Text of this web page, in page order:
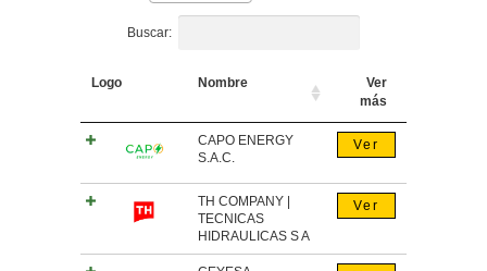
Buscar:
Logo Nombre
Ver
más
CAPO ENERGY
S.A.C.
Ver
TH COMPANY |
TECNICAS
HIDRAULICAS S A
Ver